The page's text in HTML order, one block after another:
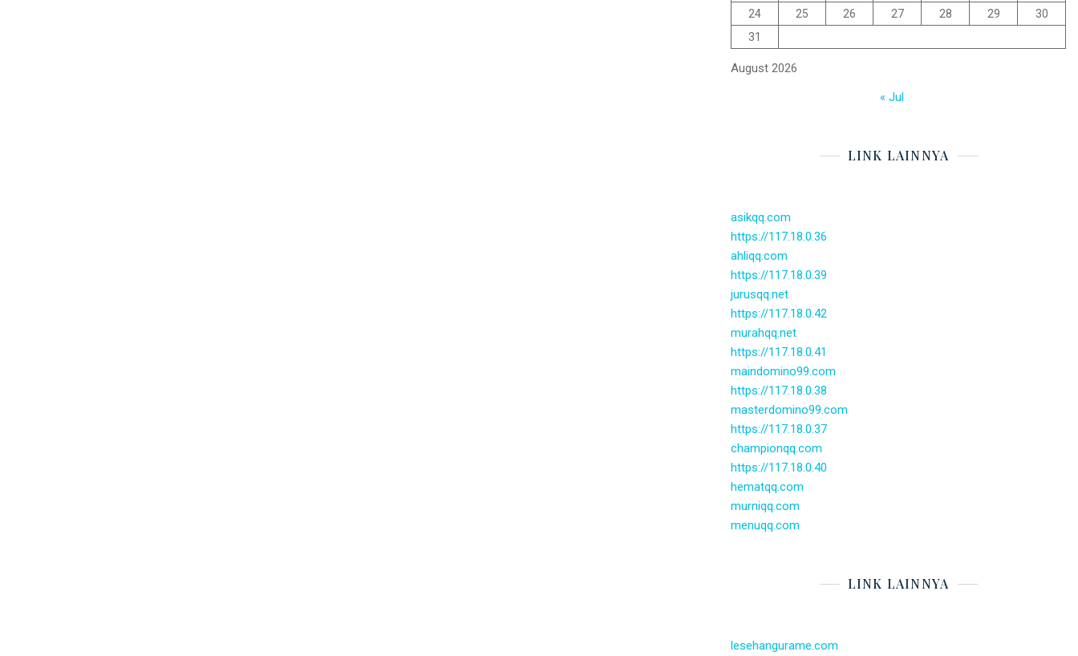
August 2026
24
25 26 27 28 29
30
31
« Jul
LINK LAINNYA
asikqq.com
https://117.18.0.36
ahliqq.com
https://117.18.0.39
jurusqq.net
https://117.18.0.42
murahqq.net
https://117.18.0.41
maindomino99.com
https://117.18.0.38
masterdomino99.com
https://117.18.0.37
championqq.com
https://117.18.0.40
hematqq.com
murniqq.com
menuqq.com
LINK LAINNYA
lesehangurame.com